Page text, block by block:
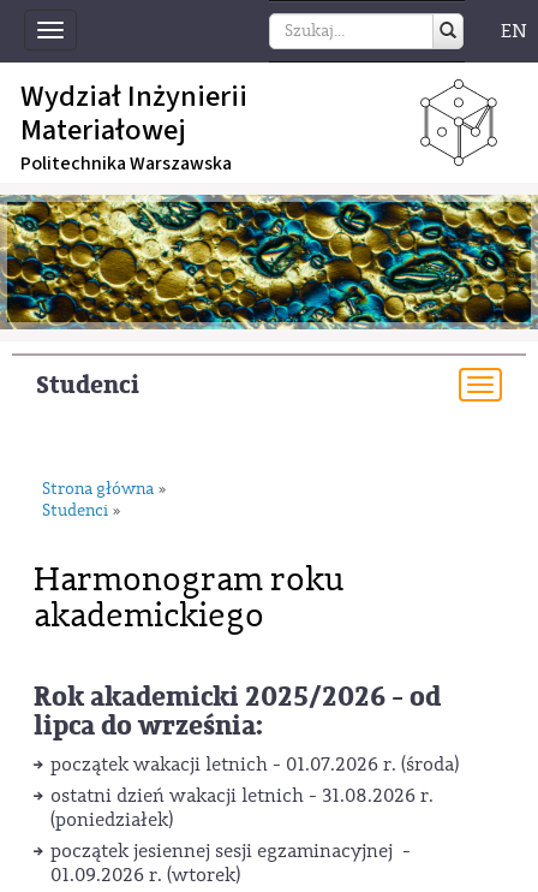
Toggle
navigation
EN
Wydział Inżynierii
Materiałowej
Politechnika Warszawska
Studenci
Strona główna »
Studenci »
Harmonogram roku
akademickiego
Rok akademicki 2025/2026 - od
lipca do września:
początek wakacji letnich - 01.07.2026 r. (środa)
ostatni dzień wakacji letnich - 31.08.2026 r.
(poniedziałek)
początek jesiennej sesji egzaminacyjnej -
01.09.2026 r. (wtorek)